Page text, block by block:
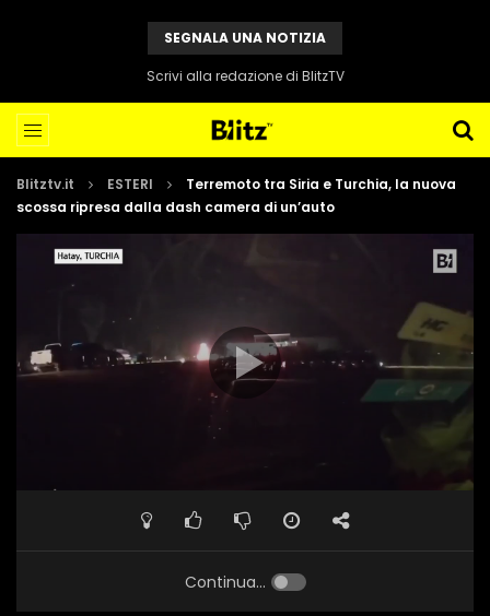
SEGNALA UNA NOTIZIA
Scrivi alla redazione di BlitzTV
Blitztv.it ESTERI
Terremoto tra Siria e Turchia, la nuova
scossa ripresa dalla dash camera di un’auto
Continua...